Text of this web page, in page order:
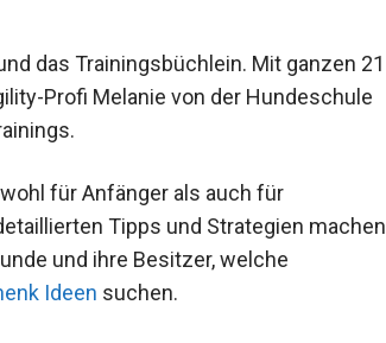
das Trainingsbüchlein. Mit ganzen 21
Profi Melanie von der Hundeschule
für Anfänger als auch für
Tipps und Strategien machen
und ihre Besitzer, welche
Ideen suchen.